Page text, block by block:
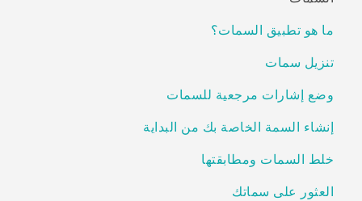
الدعم
أجهزة HTC والملحقات
ما هو تطبيق السمات؟
تنزيل سمات
وضع إشارات مرجعية للسمات
إنشاء السمة الخاصة بك من البداية
خلط السمات ومطابقتها
العثور على سماتك